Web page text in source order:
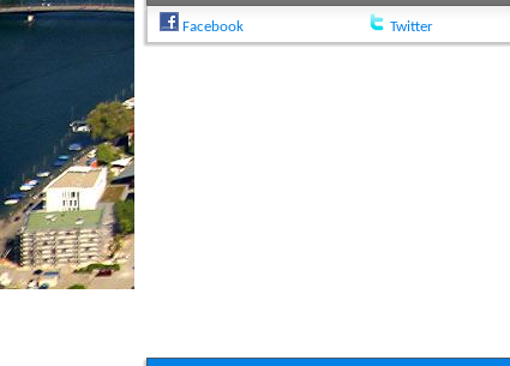
Facebook Twitter